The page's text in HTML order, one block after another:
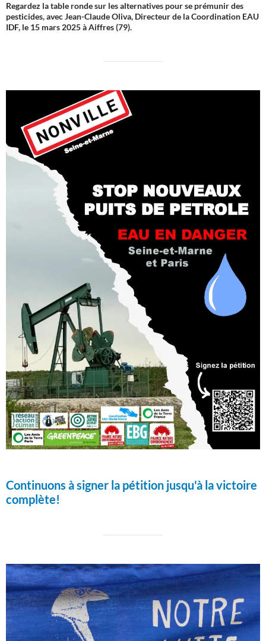
Regardez la table ronde sur les alternatives pour se prémunir des
pesticides, avec Jean-Claude Oliva, Directeur de la Coordination EAU
IDF, le 15 mars 2025 à Aiffres (79).
Continuons à signer la pétition jusqu'à la victoire
complète!